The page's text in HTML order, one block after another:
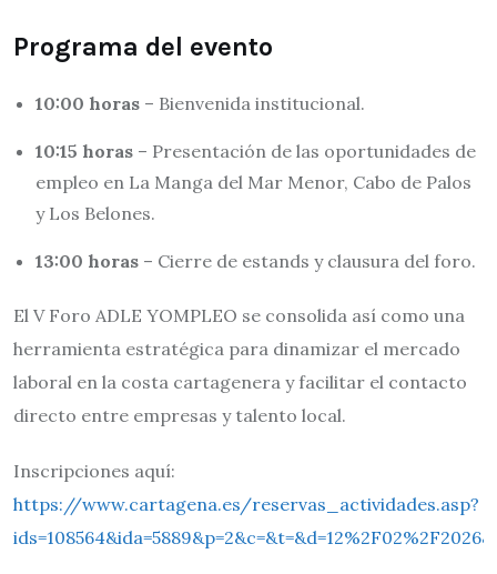
Programa del evento
10:00 horas – Bienvenida institucional.
10:15 horas – Presentación de las oportunidades de
empleo en La Manga del Mar Menor, Cabo de Palos
y Los Belones.
13:00 horas – Cierre de estands y clausura del foro.
El V Foro ADLE YOMPLEO se consolida así como una
herramienta estratégica para dinamizar el mercado
laboral en la costa cartagenera y facilitar el contacto
directo entre empresas y talento local.
Inscripciones aquí:
https://www.cartagena.es/reservas_actividades.asp?